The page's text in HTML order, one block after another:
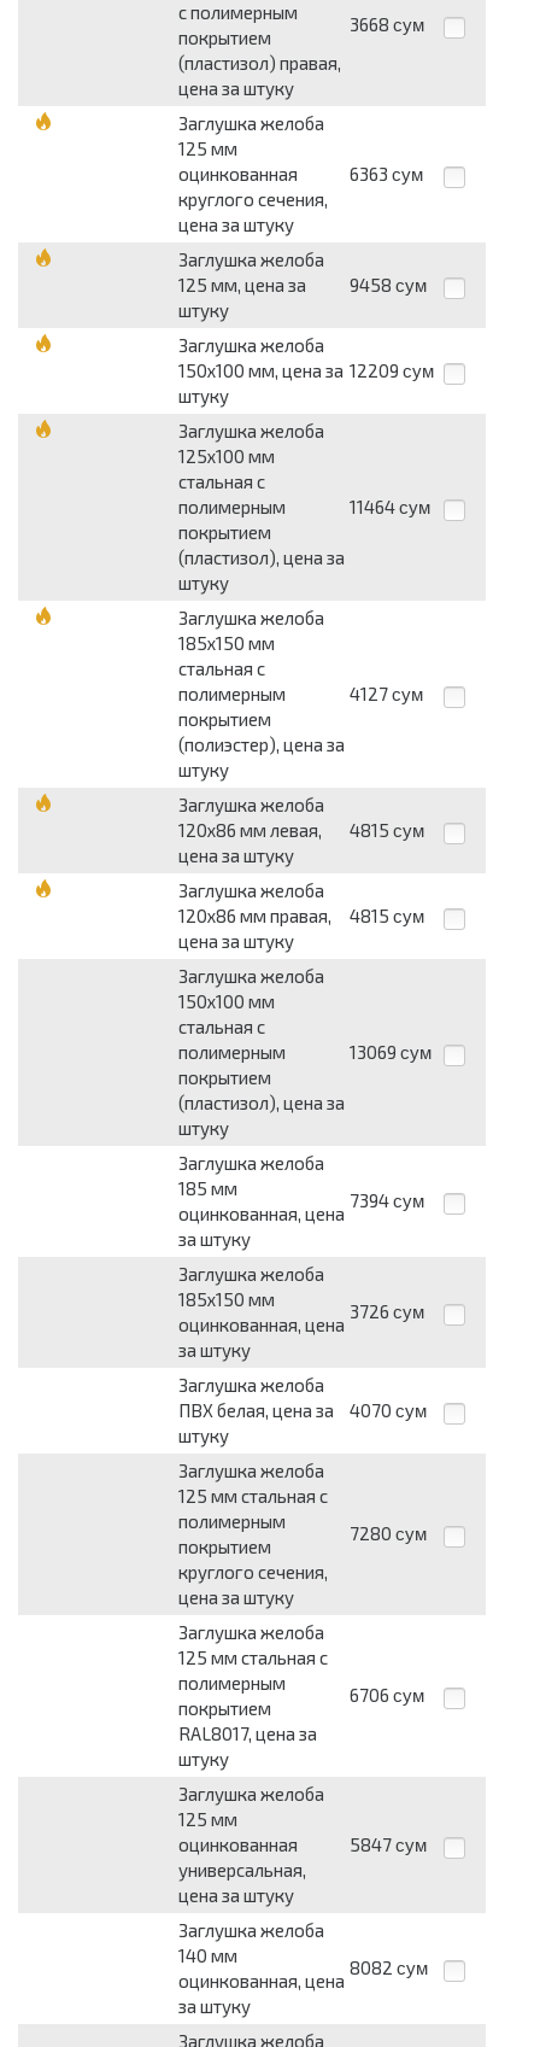
с полимерным
покрытием
(пластизол) правая,
цена за штуку
3668 сум
Заглушка желоба
125 мм
оцинкованная
круглого сечения,
цена за штуку
6363 сум
Заглушка желоба
125 мм, цена за
штуку
9458 сум
Заглушка желоба
150x100 мм, цена за
штуку
12209 сум
Заглушка желоба
125x100 мм
стальная с
полимерным
покрытием
(пластизол), цена за
штуку
11464 сум
Заглушка желоба
185x150 мм
стальная с
полимерным
покрытием
(полиэстер), цена за
штуку
4127 сум
Заглушка желоба
120x86 мм левая,
цена за штуку
4815 сум
Заглушка желоба
120x86 мм правая,
цена за штуку
4815 сум
Заглушка желоба
150x100 мм
стальная с
полимерным
покрытием
(пластизол), цена за
штуку
13069 сум
Заглушка желоба
185 мм
оцинкованная, цена
за штуку
7394 сум
Заглушка желоба
185x150 мм
оцинкованная, цена
за штуку
3726 сум
Заглушка желоба
ПВХ белая, цена за
штуку
4070 сум
Заглушка желоба
125 мм стальная с
полимерным
покрытием
круглого сечения,
цена за штуку
7280 сум
Заглушка желоба
125 мм стальная с
полимерным
покрытием
RAL8017, цена за
штуку
6706 сум
Заглушка желоба
125 мм
оцинкованная
универсальная,
цена за штуку
5847 сум
Заглушка желоба
140 мм
оцинкованная, цена
за штуку
8082 сум
Заглушка желоба